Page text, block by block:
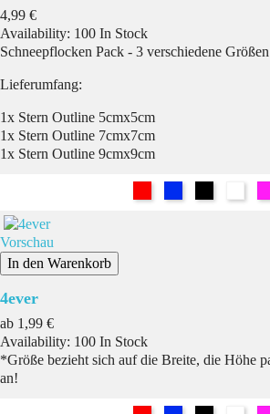
Preis
4,99 €
Availability: 100 In Stock
Schneepflocken Pack - 3 verschiedene
Lieferumfang:
1x Stern Outline 5cmx5cm
1x Stern Outline 7cmx7cm
1x Stern Outline 9cmx9cm
Vorschau
In den Warenkorb
4ever
ab Preis
1,99 €
Availability: 100 In Stock
*Größe bezieht sich auf die Breite, die Höhe
an!